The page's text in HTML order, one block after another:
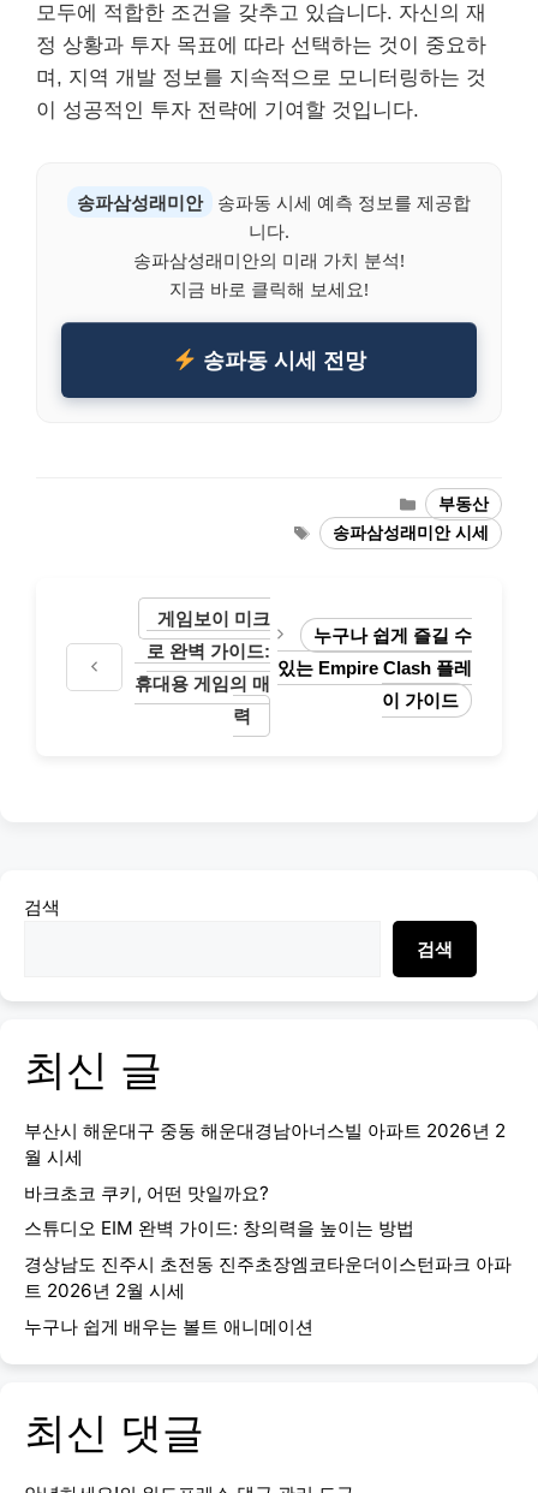
모두에 적합한 조건을 갖추고 있습니다. 자신의 재
정 상황과 투자 목표에 따라 선택하는 것이 중요하
며, 지역 개발 정보를 지속적으로 모니터링하는 것
이 성공적인 투자 전략에 기여할 것입니다.
송파삼성래미안
송파동 시세 예측 정보를 제공합
니다.
송파삼성래미안의 미래 가치 분석!
지금 바로 클릭해 보세요!
송파동 시세 전망
Categories
부동산
Tags송파삼성래미안 시세
게임보이 미크
로 완벽 가이드:
휴대용 게임의 매
력
누구나 쉽게 즐길 수
있는 Empire Clash 플레
이 가이드
검색
검색
최신 글
부산시 해운대구 중동 해운대경남아너스빌 아파트 2026년 2
월 시세
바크초코 쿠키, 어떤 맛일까요?
스튜디오 EIM 완벽 가이드: 창의력을 높이는 방법
경상남도 진주시 초전동 진주초장엠코타운더이스턴파크 아파
트 2026년 2월 시세
누구나 쉽게 배우는 볼트 애니메이션
최신 댓글